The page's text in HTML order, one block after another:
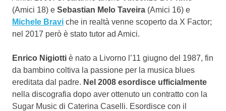
(Amici 18) e Sebastian Melo Taveira (Amici 16) e
Michele Bravi che in realtà venne scoperto da X Factor;
nel 2017 però è stato tutor ad Amici.
Enrico Nigiotti è nato a Livorno l’11 giugno del 1987, fin
da bambino coltiva la passione per la musica blues
ereditata dal padre. Nel 2008 esordisce ufficialmente
nella discografia dopo aver ottenuto un contratto con la
Sugar Music di Caterina Caselli. Esordisce con il